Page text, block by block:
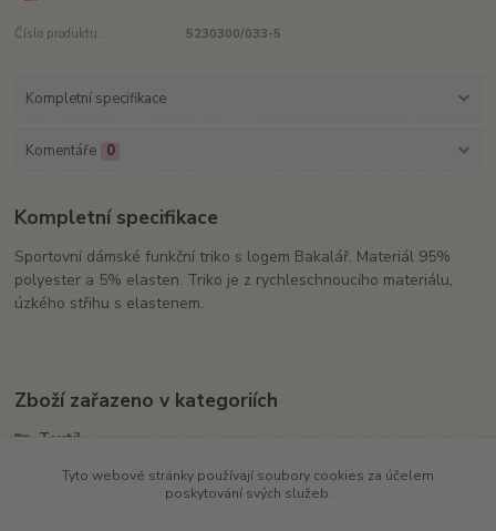
Číslo produktu: 5230300/033-5
Kompletní specifikace
Komentáře 0
Kompletní specifikace
Sportovní dámské funkční triko s logem Bakalář. Materiál 95%
polyester a 5% elasten. Triko je z rychleschnoucího materiálu,
úzkého střihu s elastenem.
Zboží zařazeno v kategoriích
Textil
TrikaTyto webové stránky používají soubory cookies za účelem
poskytování svých služeb.